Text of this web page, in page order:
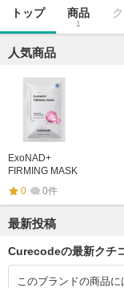
トップ 商品
1
人気商品
ExoNAD+
FIRMING MASK
0
0件
最新投稿
Curecodeの最新クチ
このブランドの商品